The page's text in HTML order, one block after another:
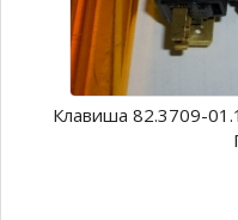
Клавиша 82.3709-